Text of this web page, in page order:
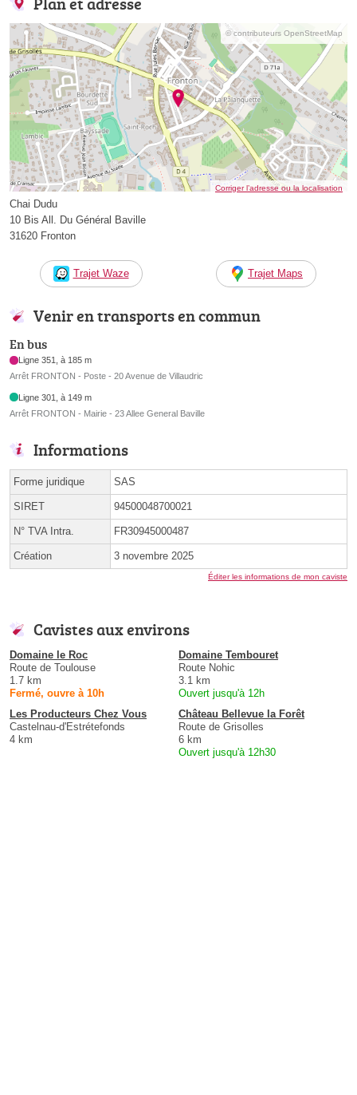
© contributeurs OpenStreetMap
Corriger l’adresse ou la localisation
Chai Dudu
10 Bis All. Du Général Baville
31620 Fronton
Trajet Waze Trajet Maps
Venir en transports en commun
En bus
Ligne 351, à 185 m
Arrêt FRONTON - Poste - 20 Avenue de Villaudric
Ligne 301, à 149 m
Arrêt FRONTON - Mairie - 23 Allee General Baville
Informations
Forme juridique SAS
SIRET 94500048700021
N° TVA Intra. FR30945000487
Création 3 novembre 2025
Éditer les informations de mon caviste
Cavistes aux environs
Domaine le Roc
Route de Toulouse
1.7 km
Fermé, ouvre à 10h
Domaine Tembouret
Route Nohic
3.1 km
Ouvert jusqu'à 12h
Les Producteurs Chez Vous
Castelnau-d'Estrétefonds
4 km
Château Bellevue la Forêt
Route de Grisolles
6 km
Ouvert jusqu'à 12h30